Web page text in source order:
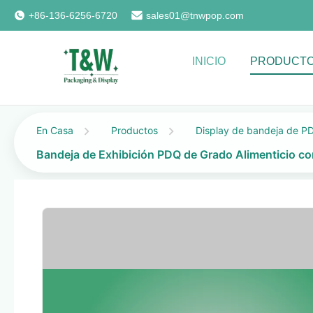
+86-136-6256-6720 sales01@tnwpop.com
INICIO
En Casa Productos Display de bandeja de
Bandeja de Exhibición PDQ de Grado Alimenticio